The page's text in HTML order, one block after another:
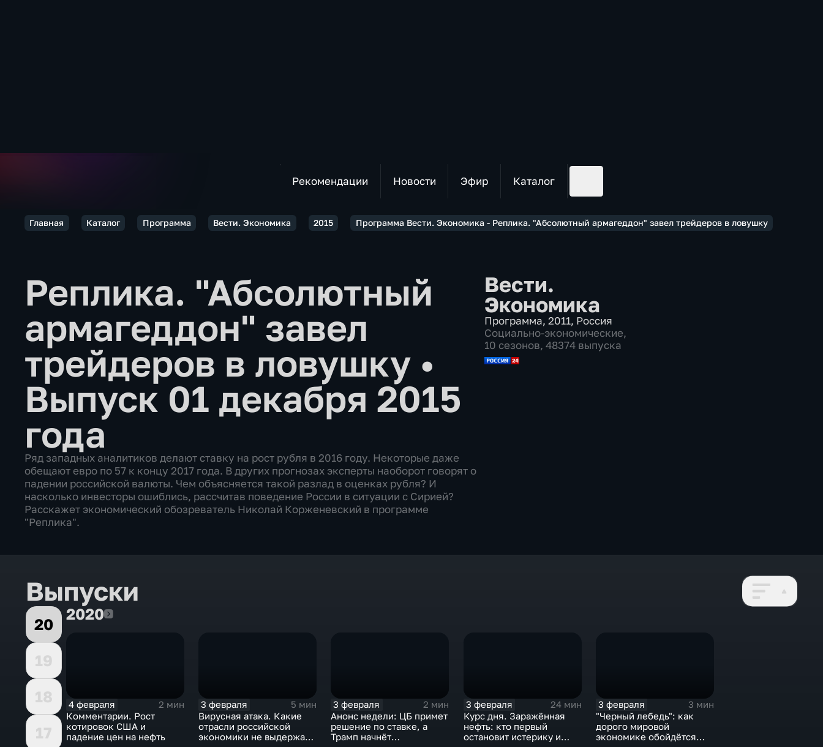
Рекомендации Новости Эфир Каталог
Главная Каталог Программа Вести. Экономика 2015 Программа Вести. Экономика - Реплика. "Абсолютный армагеддон" завел трейдеров в ловушку
Реплика. "Абсолютный
армагеддон" завел
трейдеров в ловушку •
Выпуск 01 декабря 2015
года
Ряд западных аналитиков делают ставку на рост рубля в 2016 году. Некоторые даже
обещают евро по 57 к концу 2017 года. В других прогнозах эксперты наоборот говорят о
падении российской валюты. Чем объясняется такой разлад в оценках рубля? И
насколько инвесторы ошиблись, рассчитав поведение России в ситуации с Сирией?
Расскажет экономический обозреватель Николай Корженевский в программе
"Реплика".
Вести.
Экономика
Программа, 2011, Россия
Социально-экономические,
10 сезонов, 48374 выпуска
Выпуски
20
19
18
17
20202020
4 февраля
2 мин
Комментарии. Рост
котировок США и
падение цен на нефть
3 февраля
5 мин
Вирусная атака. Какие
отрасли российской
экономики не выдержат
3 февраля
2 мин
Анонс недели: ЦБ примет
решение по ставке, а
Трамп начнёт
3 февраля
24 мин
Курс дня. Заражённая
нефть: кто первый
остановит истерику и
3 февраля
3 мин
"Черный лебедь": как
дорого мировой
экономике обойдётся